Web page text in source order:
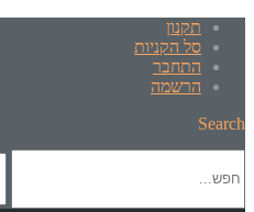
תקנון
סל הקניות
התחבר
הרשמה
Search